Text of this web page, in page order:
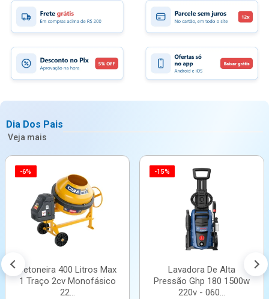
Dia Dos Pais
Veja mais
-6%
Betoneira 400 Litros Max
1 Traço 2cv Monofásico
22...
-15%
Lavadora De Alta
Pressão Ghp 180 1500w
220v - 060...